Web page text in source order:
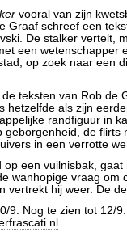
vooral van zijn
Graaf schreef een
De stalker vertelt,
een wetenschapper
op zoek naar een
teksten van Rob de
hetzelfde als zijn
randfiguur in
geborgenheid, de flirts
in een verrotte
een vuilnisbak,
wanhopige vraag om
vertrekt hij weer. De
9. Nog te zien tot 12/